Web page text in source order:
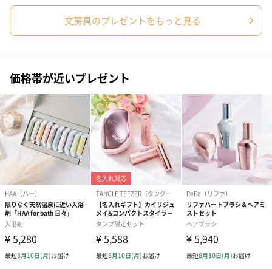
わり）（720円）
ーリップ）（720円）
イトピンク×
ト）（580円）
紙袋
お渡し用の紙袋です。
商品に合わせたサイズをお届けします。
文房具のプレゼントをもっと見る
価格帯が近いプレゼント